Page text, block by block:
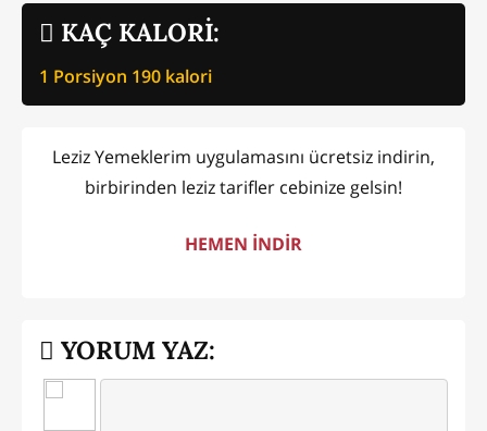
KAÇ KALORİ:
1 Porsiyon 190 kalori
Leziz Yemeklerim uygulamasını ücretsiz indirin,
birbirinden leziz tarifler cebinize gelsin!
HEMEN İNDİR
YORUM YAZ: